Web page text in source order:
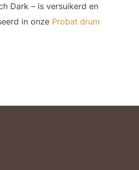
Dark – is versuikerd en
in onze Probat drum